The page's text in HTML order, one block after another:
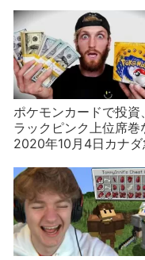
ポケモンカードで投資
ラックピンク上位席巻
2020年10月4日カナダ